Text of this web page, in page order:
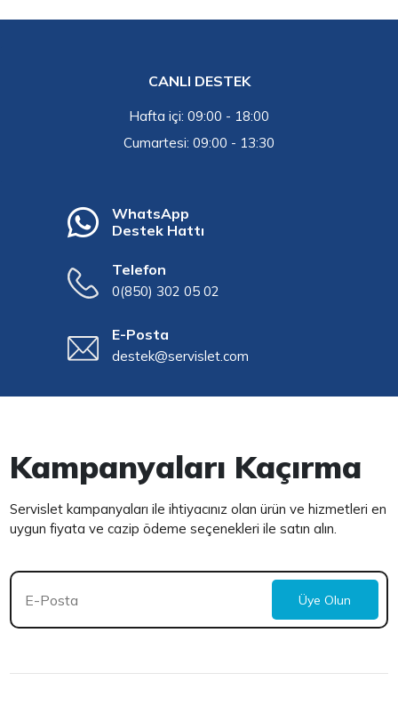
CANLI DESTEK
Hafta içi: 09:00 - 18:00
Cumartesi: 09:00 - 13:30
WhatsApp
Destek Hattı
Telefon
0(850) 302 05 02
E-Posta
destek@servislet.com
Kampanyaları Kaçırma
Servislet kampanyaları ile ihtiyacınız olan ürün ve hizmetleri en
uygun fiyata ve cazip ödeme seçenekleri ile satın alın.
Üye Olun